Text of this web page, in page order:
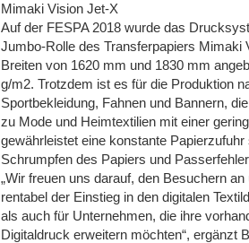
Mimaki Vision Jet-X
Auf der FESPA 2018 wurde das
Jumbo-Rolle des Transferpapiers
Breiten von 1620 mm und 1830 mm
g/m2. Trotzdem ist es für die Produktion
Sportbekleidung, Fahnen und Bannern,
zu Mode und Heimtextilien mit einer
gewährleistet eine konstante
Schrumpfen des Papiers und
„Wir freuen uns darauf, den Besuchern
rentabel der Einstieg in den digitalen
als auch für Unternehmen, die ihre
Digitaldruck erweitern möchten“, ergänzt